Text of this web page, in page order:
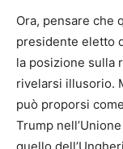
Ora, pensare che
presidente eletto
la posizione sulla
rivelarsi illusorio.
può proporsi
Trump